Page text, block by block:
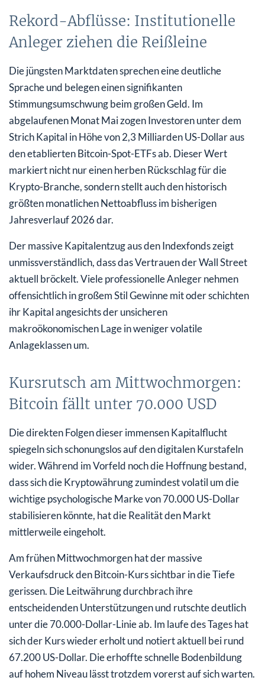
Rekord-Abflüsse: Institutionelle
Anleger ziehen die Reißleine
Die jüngsten Marktdaten sprechen eine deutliche
Sprache und belegen einen signifikanten
Stimmungsumschwung beim großen Geld. Im
abgelaufenen Monat Mai zogen Investoren unter dem
Strich Kapital in Höhe von 2,3 Milliarden US-Dollar aus
den etablierten Bitcoin-Spot-ETFs ab. Dieser Wert
markiert nicht nur einen herben Rückschlag für die
Krypto-Branche, sondern stellt auch den historisch
größten monatlichen Nettoabfluss im bisherigen
Jahresverlauf 2026 dar.
Der massive Kapitalentzug aus den Indexfonds zeigt
unmissverständlich, dass das Vertrauen der Wall Street
aktuell bröckelt. Viele professionelle Anleger nehmen
offensichtlich in großem Stil Gewinne mit oder schichten
ihr Kapital angesichts der unsicheren
makroökonomischen Lage in weniger volatile
Anlageklassen um.
Kursrutsch am Mittwochmorgen:
Bitcoin fällt unter 70.000 USD
Die direkten Folgen dieser immensen Kapitalflucht
spiegeln sich schonungslos auf den digitalen Kurstafeln
wider. Während im Vorfeld noch die Hoffnung bestand,
dass sich die Kryptowährung zumindest volatil um die
wichtige psychologische Marke von 70.000 US-Dollar
stabilisieren könnte, hat die Realität den Markt
mittlerweile eingeholt.
Am frühen Mittwochmorgen hat der massive
Verkaufsdruck den Bitcoin-Kurs sichtbar in die Tiefe
gerissen. Die Leitwährung durchbrach ihre
entscheidenden Unterstützungen und rutschte deutlich
unter die 70.000-Dollar-Linie ab. Im laufe des Tages hat
sich der Kurs wieder erholt und notiert aktuell bei rund
67.200 US-Dollar. Die erhoffte schnelle Bodenbildung
auf hohem Niveau lässt trotzdem vorerst auf sich warten.